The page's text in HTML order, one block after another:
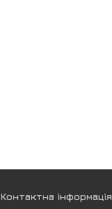
Контактна інформація